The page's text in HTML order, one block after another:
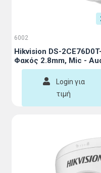
6002
Hikvision DS-
Φακός 2.8mm, Mic -
Login για
τιμή